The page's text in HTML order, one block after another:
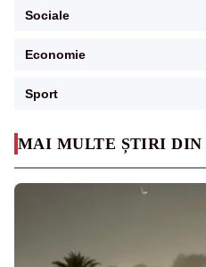
MAI MULTE ȘTIRI DIN
Sociale
Economie
Sport